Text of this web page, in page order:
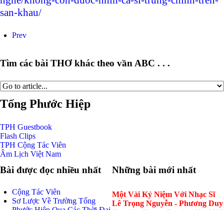
san-khau/
Prev
Tìm các bài THƠ khác theo vần ABC . . .
Tống Phước Hiệp
TPH Guestbook
Flash Clips
TPH Cộng Tác Viên
Âm Lịch Việt Nam
Bài được đọc nhiều nhất
Cộng Tác Viên
Sơ Lược Về Trường Tống
Những bài mới nhất
Một Vài Kỷ Niệm Với Nhạc Sĩ
Lê Trọng Nguyễn - Phương Duy